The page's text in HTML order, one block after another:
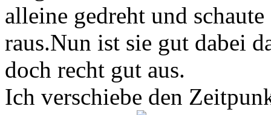
alleine gedreht und
raus.Nun ist sie gut dabei
doch recht gut aus.
Ich verschiebe den